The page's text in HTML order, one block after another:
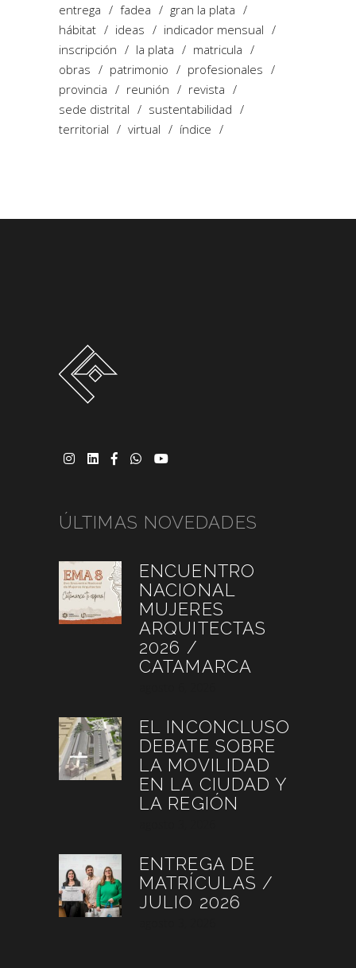
entrega
fadea
gran la plata
hábitat
ideas
indicador mensual
inscripción
la plata
matricula
obras
patrimonio
profesionales
provincia
reunión
revista
sede distrital
sustentabilidad
territorial
virtual índice
ÚLTIMAS NOVEDADES
ENCUENTRO
NACIONAL
MUJERES
ARQUITECTAS
2026 /
CATAMARCA
EL INCONCLUSO
DEBATE SOBRE
LA MOVILIDAD
EN LA CIUDAD Y
LA REGIÓN
ENTREGA DE
MATRÍCULAS /
JULIO 2026